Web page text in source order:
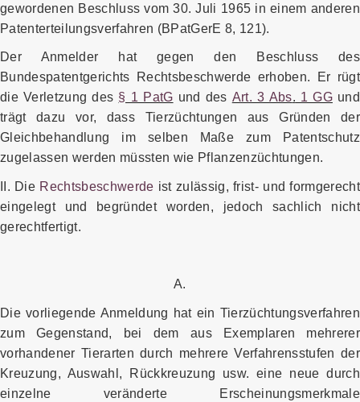
gewordenen Beschluss vom 30. Juli 1965 in einem anderen
Patenterteilungsverfahren (BPatGerE 8, 121).
Der Anmelder hat gegen den Beschluss des
Bundespatentgerichts Rechtsbeschwerde erhoben. Er rügt
die Verletzung des § 1 PatG und des Art. 3 Abs. 1 GGund
trägt dazu vor, dass Tierzüchtungen aus Gründen der
Gleichbehandlung im selben Maße zum Patentschutz
zugelassen werden müssten wie Pflanzenzüchtungen.
II. Die Rechtsbeschwerde ist zulässig, frist- und formgerecht
eingelegt und begründet worden, jedoch sachlich nicht
gerechtfertigt.
A.
Die vorliegende Anmeldung hat ein Tierzüchtungsverfahren
zum Gegenstand, bei dem aus Exemplaren mehrerer
vorhandener Tierarten durch mehrere Verfahrensstufen der
Kreuzung, Auswahl, Rückkreuzung usw. eine neue durch
einzelne veränderte Erscheinungsmerkmale